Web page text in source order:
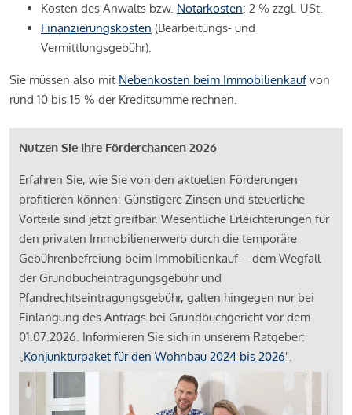
Kosten des Anwalts bzw. Notarkosten: 2 % zzgl. USt.
Finanzierungskosten (Bearbeitungs- und
Vermittlungsgebühr).
Sie müssen also mit Nebenkosten beim Immobilienkaufvon
rund 10 bis 15 % der Kreditsumme rechnen.
Nutzen Sie Ihre Förderchancen 2026
Erfahren Sie, wie Sie von den aktuellen Förderungen
profitieren können: Günstigere Zinsen und steuerliche
Vorteile sind jetzt greifbar. Wesentliche Erleichterungen für
den privaten Immobilienerwerb durch die temporäre
Gebührenbefreiung beim Immobilienkauf – dem Wegfall
der Grundbucheintragungsgebühr und
Pfandrechtseintragungsgebühr, galten hingegen nur bei
Einlangung des Antrags bei Grundbuchgericht vor dem
01.07.2026. Informieren Sie sich in unserem Ratgeber:
„Konjunkturpaket für den Wohnbau 2024 bis 2026".